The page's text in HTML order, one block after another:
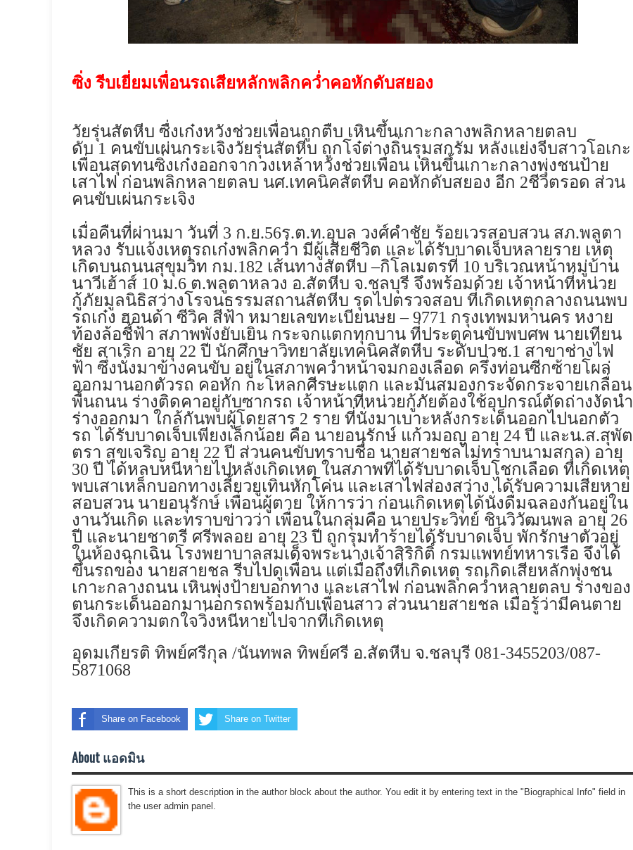
ซิ่ง รีบเยี่ยมเพื่อนรถเสียหลักพลิกคว่ำคอหักดับสยอง
วัยรุ่นสัตหีบ ซื่งเก๋งหวังช่วยเพื่อนถูกตืบ เหินขึ้นเกาะกลางพลิกหลายตลบ
ดับ 1 คนขับเผ่นกระเจิงวัยรุ่นสัตหีบ ถูกโจ๋ต่างถิ่นรุมสกรัม หลังแย่งจีบสาวโอเกะ
เพื่อนสุดทนซิ่งเก๋งออกจากวงเหล้าหวังช่วยเพื่อน เหินขึ้นเกาะกลางพุ่งชนป้าย
เสาไฟ ก่อนพลิกหลายตลบ นศ.เทคนิคสัตหีบ คอหักดับสยอง อีก 2ชีวิตรอด ส่วน
คนขับเผ่นกระเจิง
เมื่อคืนที่ผ่านมา วันที่ 3 ก.ย.56ร.ต.ท.อุบล วงศ์คำชัย ร้อยเวรสอบสวน สภ.พลูตา
หลวง รับแจ้งเหตุรถเก๋งพลิกคว่ำ มีผู้เสียชีวิต และได้รับบาดเจ็บหลายราย เหตุ
เกิดบนถนนสุขุมวิท กม.182 เส้นทางสัตหีบ –กิโลเมตรที่ 10 บริเวณหน้าหมู่บ้าน
นาวีเฮ้าส์ 10ม.6 ต.พลูตาหลวง อ.สัตหีบ จ.ชลบุรี จึงพร้อมด้วย เจ้าหน้าที่หน่วย
กู้ภัยมูลนิธิสว่างโรจนธรรมสถานสัตหีบ รุดไปตรวจสอบ ที่เกิดเหตุกลางถนนพบ
รถเก๋ง ฮอนด้า ซีวิค สีฟ้า หมายเลขทะเบียนษย – 9771 กรุงเทพมหานคร หงาย
ท้องล้อชี้ฟ้า สภาพพังยับเยิน กระจกแตกทุกบาน ที่ประตูคนขับพบศพ นายเทียน
ชัย สาเริก อายุ 22 ปี นักศึกษาวิทยาลัยเทคนิคสัตหีบ ระดับปวช.1 สาขาช่างไฟ
ฟ้า ซึ่งนั่งมาข้างคนขับ อยู่ในสภาพคว่ำหน้าจมกองเลือด ครึ่งท่อนซีกซ้ายโผล่
ออกมานอกตัวรถ คอหัก กะโหลกศีรษะแตก และมันสมองกระจัดกระจายเกลื่อน
พื้นถนน ร่างติดคาอยู่กับซากรถ เจ้าหน้าที่หน่วยกู้ภัยต้องใช้อุปกรณ์ตัดถ่างงัดนำ
ร่างออกมา ใกล้กันพบผู้โดยสาร 2 ราย ที่นั่งมาเบาะหลังกระเด็นออกไปนอกตัว
รถ ได้รับบาดเจ็บเพียงเล็กน้อย คือ นายอนุรักษ์ แก้วมอญ อายุ 24 ปี และน.ส.สุพัต
ตรา สุขเจริญ อายุ 22 ปี ส่วนคนขับทราบชื่อ นายสายชลไม่ทราบนามสกุล) อายุ
30 ปี ได้หลบหนีหายไปหลังเกิดเหตุ ในสภาพที่ได้รับบาดเจ็บโชกเลือด ที่เกิดเหตุ
พบเสาเหล็กบอกทางเลี้ยวยูเทินหักโค่น และเสาไฟส่องสว่าง ได้รับความเสียหาย
สอบสวน นายอนุรักษ์ เพื่อนผู้ตาย ให้การว่า ก่อนเกิดเหตุได้นั่งดื่มฉลองกันอยู่ใน
งานวันเกิด และทราบข่าวว่า เพื่อนในกลุ่มคือ นายประวิทย์ ชินวิวัฒนพล อายุ 26
ปี และนายชาตรี ศรีพลอย อายุ 23 ปี ถูกรุมทำร้ายได้รับบาดเจ็บ พักรักษาตัวอยู่
ในห้องฉุกเฉิน โรงพยาบาลสมเด็จพระนางเจ้าสิริกิติ์ กรมแพทย์ทหารเรือ จึงได้
ขึ้นรถของ นายสายชล รีบไปดูเพื่อน แต่เมื่อถึงที่เกิดเหตุ รถเกิดเสียหลักพุ่งชน
เกาะกลางถนน เหินพุ่งป้ายบอกทาง และเสาไฟ ก่อนพลิกคว่ำหลายตลบ ร่างของ
ตนกระเด็นออกมานอกรถพร้อมกับเพื่อนสาว ส่วนนายสายชล เมื่อรู้ว่ามีคนตาย
จึงเกิดความตกใจวิ่งหนีหายไปจากที่เกิดเหตุ
อุดมเกียรติ ทิพย์ศรีกุล /นันทพล ทิพย์ศรี อ.สัตหีบ จ.ชลบุรี 081-3455203/087-
5871068
Share on Facebook Share on Twitter
About แอดมิน
This is a short description in the author block about the author. You edit it by entering text in the "Biographical Info" field in
the user admin panel.